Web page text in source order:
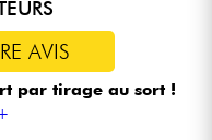
AVIS
par tirage au sort !